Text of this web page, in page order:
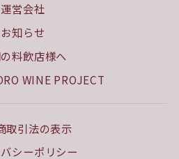
運営会社
お知らせ
料飲店様へ
WINE PROJECT
取引法の表示
シーポリシー